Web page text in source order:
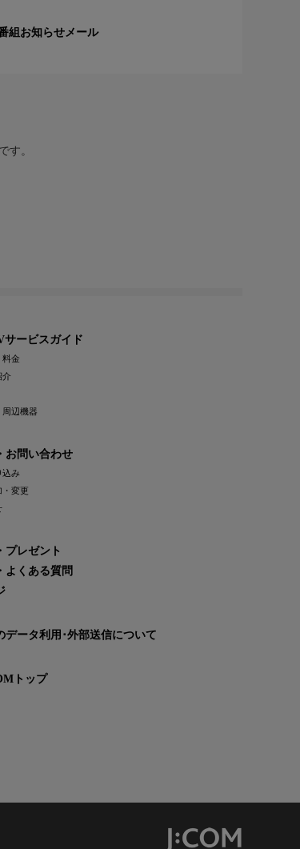
組お知らせメール
す。
ービスガイド
料金
介
周辺機器
お問い合わせ
込み
・変更
プレゼント
よくある質問
データ利用･外部送信について
トップ